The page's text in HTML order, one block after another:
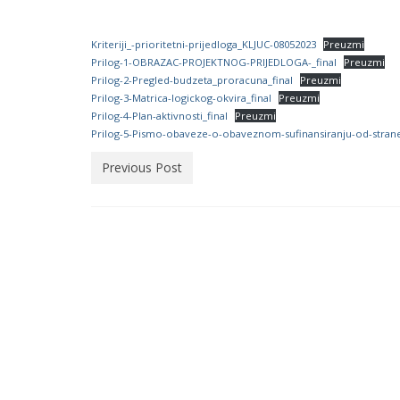
Kriteriji_-prioritetni-prijedloga_KLJUC-08052023 Preuzmi
Prilog-1-OBRAZAC-PROJEKTNOG-PRIJEDLOGA-_final
Preuzmi
Prilog-2-Pregled-budzeta_proracuna_final
Preuzmi
Prilog-3-Matrica-logickog-okvira_final
Preuzmi
Prilog-4-Plan-aktivnosti_final
Preuzmi
Prilog-5-Pismo-obaveze-o-obaveznom-sufinansiranju-od-
Previous Post